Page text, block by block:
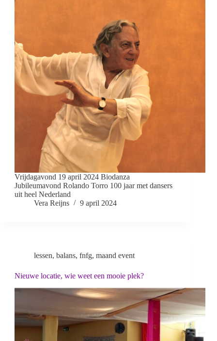
Vrijdagavond 19 april 2024 Biodanza
Jubileumavond Rolando Torro 100 jaar met dansers
uit heel Nederland
Vera Reijns
9 april 2024
lessen, balans, fnfg, maand event
Nieuwe locatie, wie weet een mooie plek?